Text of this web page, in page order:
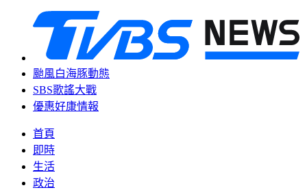
颱風白海豚動態
SBS歌謠大戰
優惠好康情報
首頁
即時
生活
政治